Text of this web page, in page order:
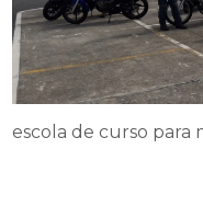
escola de curso para